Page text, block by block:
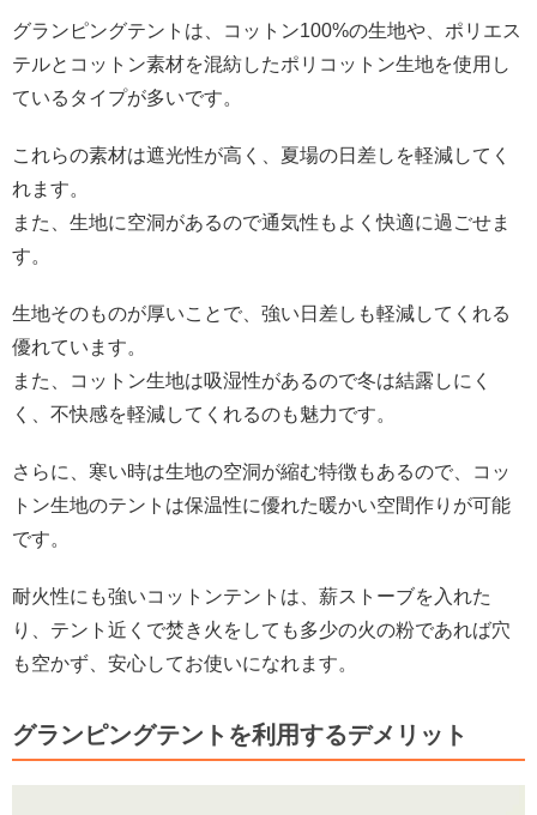
グランピングテントは、コットン100%の生地や、ポリエス
テルとコットン素材を混紡したポリコットン生地を使用し
ているタイプが多いです。
これらの素材は遮光性が高く、夏場の日差しを軽減してく
れます。
また、生地に空洞があるので通気性もよく快適に過ごせま
す。
生地そのものが厚いことで、強い日差しも軽減してくれる
優れています。
また、コットン生地は吸湿性があるので冬は結露しにく
く、不快感を軽減してくれるのも魅力です。
さらに、寒い時は生地の空洞が縮む特徴もあるので、コッ
トン生地のテントは保温性に優れた暖かい空間作りが可能
です。
耐火性にも強いコットンテントは、薪ストーブを入れた
り、テント近くで焚き火をしても多少の火の粉であれば穴
も空かず、安心してお使いになれます。
グランピングテントを利用するデメリット